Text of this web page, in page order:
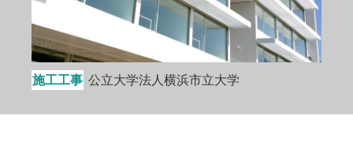
施工工事 公立大学法人横浜市立大学